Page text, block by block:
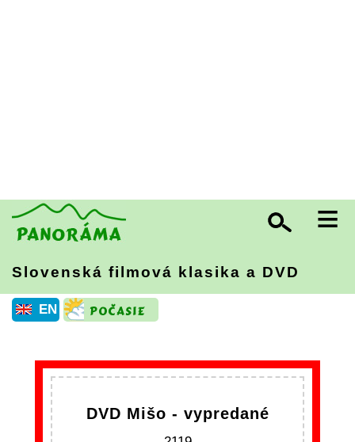
≡
Slovenská filmová klasika a DVD
EN
DVD Mišo - vypredané